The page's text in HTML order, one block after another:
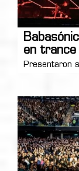
en trance
Presentaron